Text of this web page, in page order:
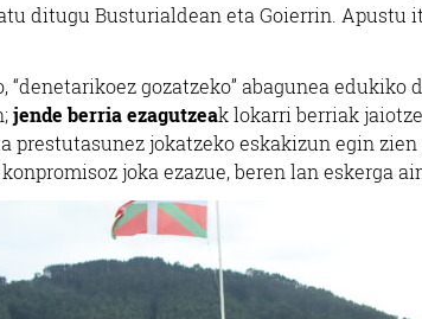
ditugu Busturialdean eta Goierrin. Apustu
gozatzeko” abagunea edukiko
jende berria ezagutzeak lokarri berriak
prestutasunez jokatzeko eskakizun egin
joka ezazue, beren lan eskerga